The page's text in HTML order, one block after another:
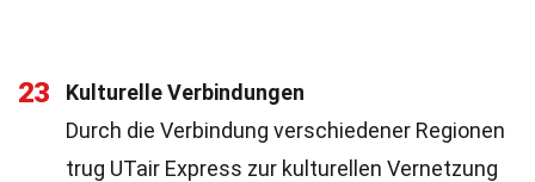
23
Kulturelle Verbindungen
Durch die Verbindung verschiedener Regionen
trug UTair Express zur kulturellen Vernetzung